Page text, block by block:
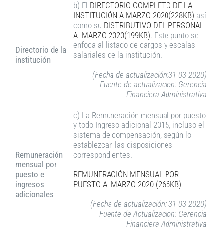
Directorio de la
institución
b) El DIRECTORIO COMPLETO DE LA
INSTITUCIÓN A MARZO 2020(228KB) así
como su DISTRIBUTIVO DEL PERSONAL
A MARZO 2020(199KB). Este punto se
enfoca al listado de cargos y escalas
salariales de la institución.
(Fecha de actualización:31-03-2020)
Fuente de actualizacion: Gerencia
Financiera Administrativa
Remuneración
mensual por
puesto e
ingresos
adicionales
c) La Remuneración mensual por puesto
y todo Ingreso adicional 2015, incluso el
sistema de compensación, según lo
establezcan las disposiciones
correspondientes.
REMUNERACIÓN MENSUAL POR
PUESTO A MARZO 2020 (266KB)
(Fecha de actualización: 31-03-2020)
Fuente de Actualizacion: Gerencia
Financiera Administrativa